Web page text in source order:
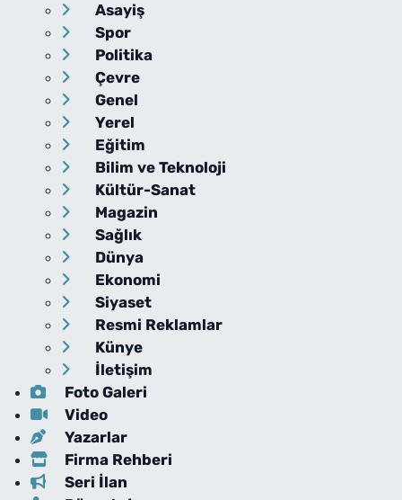
Asayiş
Spor
Politika
Çevre
Genel
Yerel
Eğitim
Bilim ve Teknoloji
Kültür-Sanat
Magazin
Sağlık
Dünya
Ekonomi
Siyaset
Resmi Reklamlar
Künye
İletişim
Foto Galeri
Video
Yazarlar
Firma Rehberi
Seri İlan